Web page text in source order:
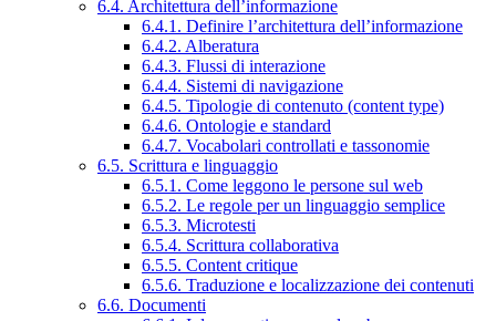
6.4. Architettura dell’informazione
6.4.1. Definire l’architettura dell’informazione
6.4.2. Alberatura
6.4.3. Flussi di interazione
6.4.4. Sistemi di navigazione
6.4.5. Tipologie di contenuto (content type)
6.4.6. Ontologie e standard
6.4.7. Vocabolari controllati e tassonomie
6.5. Scrittura e linguaggio
6.5.1. Come leggono le persone sul web
6.5.2. Le regole per un linguaggio semplice
6.5.3. Microtesti
6.5.4. Scrittura collaborativa
6.5.5. Content critique
6.5.6. Traduzione e localizzazione dei contenuti
6.6. Documenti